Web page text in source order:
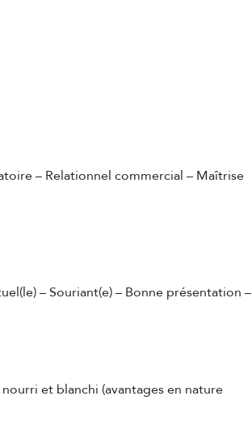
– Relationnel commercial – Maîtrise
– Souriant(e) – Bonne présentation –
et blanchi (avantages en nature